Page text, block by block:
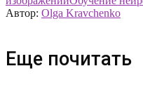
Автор: Olga Kravchenko
Еще почитать